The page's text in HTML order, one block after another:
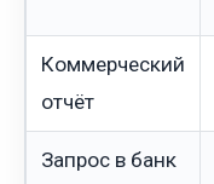
Коммерческий
отчёт
Запрос в банк